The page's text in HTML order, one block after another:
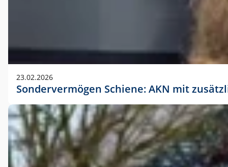
23.02.2026
Sondervermögen Schiene: AKN mit